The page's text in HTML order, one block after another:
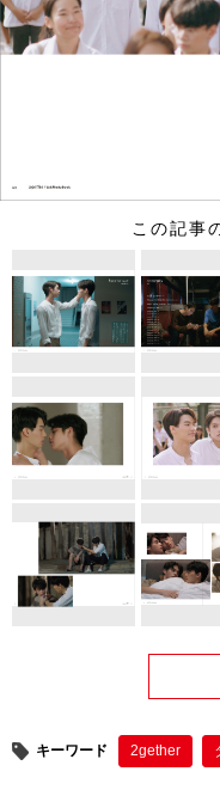
この記事
キーワード 2gether